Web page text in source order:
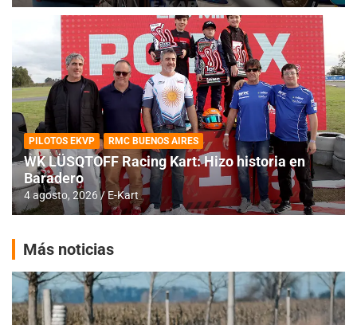
PILOTOS EKVP RMC BUENOS AIRES
WK LÜSQTOFF Racing Kart: Hizo historia en
Baradero
4 agosto, 2026 E-Kart
Más noticias